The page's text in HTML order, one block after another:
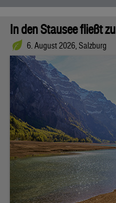
In den Stausee fließt
6. August 2026, Salzburg